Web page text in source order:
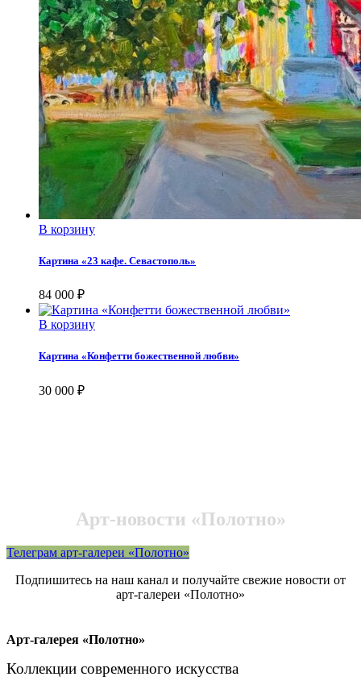
В корзину
Картина «23 кафе. Севастополь»
84 000 ₽
В корзину
Картина «Конфетти божественной любви»
30 000 ₽
Арт-новости «Полотно»
Телеграм арт-галереи «Полотно»
Подпишитесь на наш канал и получайте свежие новости от
арт-галереи «Полотно»
Арт-галерея «Полотно»
Коллекции современного искусства